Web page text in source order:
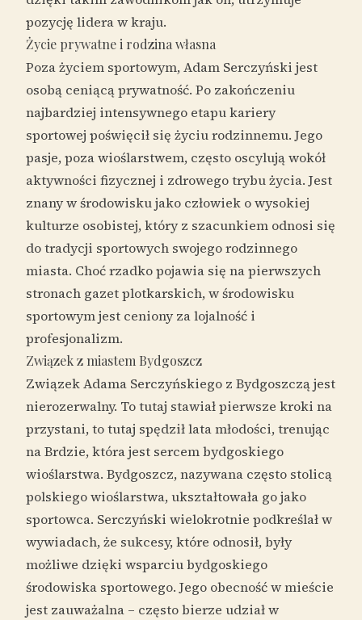
pozycję lidera w kraju.
Życie prywatne i rodzina własna
Poza życiem sportowym, Adam Serczyński jest
osobą ceniącą prywatność. Po zakończeniu
najbardziej intensywnego etapu kariery
sportowej poświęcił się życiu rodzinnemu. Jego
pasje, poza wioślarstwem, często oscylują wokół
aktywności fizycznej i zdrowego trybu życia. Jest
znany w środowisku jako człowiek o wysokiej
kulturze osobistej, który z szacunkiem odnosi się
do tradycji sportowych swojego rodzinnego
miasta. Choć rzadko pojawia się na pierwszych
stronach gazet plotkarskich, w środowisku
sportowym jest ceniony za lojalność i
profesjonalizm.
Związek z miastem Bydgoszcz
Związek Adama Serczyńskiego z Bydgoszczą jest
nierozerwalny. To tutaj stawiał pierwsze kroki na
przystani, to tutaj spędził lata młodości, trenując
na Brdzie, która jest sercem bydgoskiego
wioślarstwa. Bydgoszcz, nazywana często stolicą
polskiego wioślarstwa, ukształtowała go jako
sportowca. Serczyński wielokrotnie podkreślał w
wywiadach, że sukcesy, które odnosił, były
możliwe dzięki wsparciu bydgoskiego
środowiska sportowego. Jego obecność w mieście
jest zauważalna – często bierze udział w